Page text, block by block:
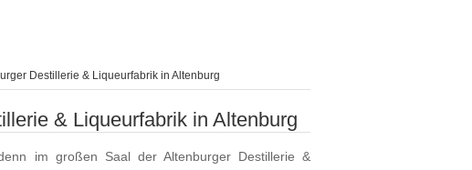
Destillerie & Liqueurfabrik in Altenburg
& Liqueurfabrik in Altenburg
im großen Saal der Altenburger Destillerie &